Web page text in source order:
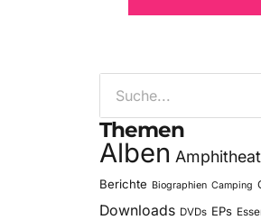
Themen
Alben
Berichte Biographien Camping
Downloads DVDs EPs